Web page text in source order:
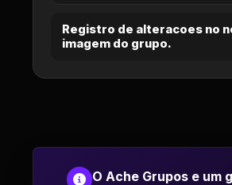
Registro de alteracoes no
imagem do grupo.
O Ache Grupos e um